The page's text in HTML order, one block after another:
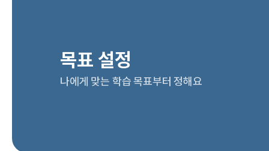
목표 설정
나에게 맞는 학습 목표부터 정해요